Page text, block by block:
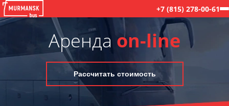
+7 (815) 278-00-61
Аренда on-line
Рассчитать стоимость